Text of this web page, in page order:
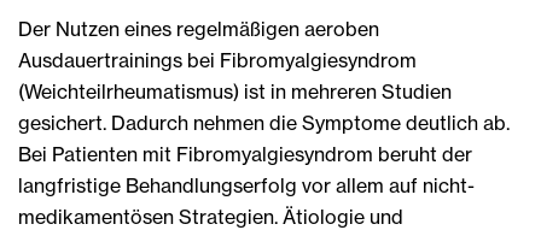
Der Nutzen eines regelmäßigen aeroben
Ausdauertrainings bei Fibromyalgiesyndrom
(Weichteilrheumatismus) ist in mehreren Studien
gesichert. Dadurch nehmen die Symptome deutlich ab.
Bei Patienten mit Fibromyalgiesyndrom beruht der
langfristige Behandlungserfolg vor allem auf nicht-
medikamentösen Strategien. Ätiologie und